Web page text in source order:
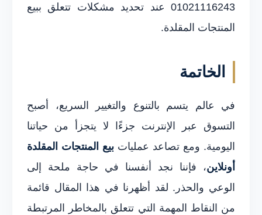
01021116243 عند تحديد مشكلات تتعلق ببيع
المنتجات المقلدة.
الخاتمة
في عالم يتسم بالتنوع والتغيير السريع، أصبح
التسوق عبر الإنترنت جزءًا لا يتجزأ من حياتنا
اليومية. ومع تصاعد عمليات بيع المنتجات المقلدة
أونلاين، فإننا نجد أنفسنا في حاجة ملحة إلى
الوعي والحذر. لقد أظهرنا في هذا المقال قائمة
من النقاط المهمة التي تتعلق بالمخاطر المرتبطة